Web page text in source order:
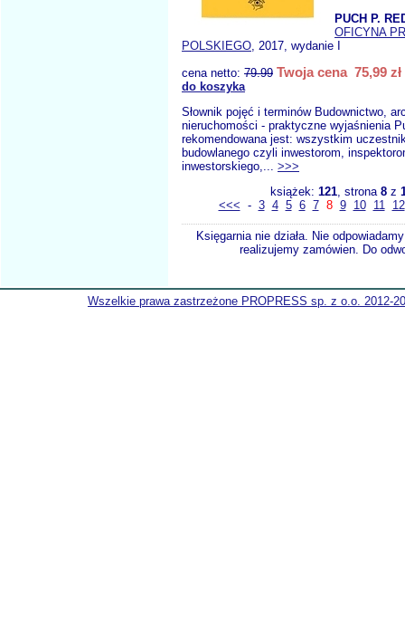
PUCH P.
OFICYNA
POLSKIEGO, 2017, wydanie I
cena netto: 79.99 Twoja cena 75,99 zł
do koszyka
Słownik pojęć i terminów Budownictwo,
nieruchomości - praktyczne wyjaśnienia
rekomendowana jest: wszystkim
budowlanego czyli inwestorom,
inwestorskiego,... >>>
książek: 121, strona 8z
<<< - 3 4 5 6 7 8 9 10 11 12
Księgarnia nie działa. Nie
realizujemy zamówien. Do
Wszelkie prawa zastrzeżone PROPRESS sp. z o.o. 2012-